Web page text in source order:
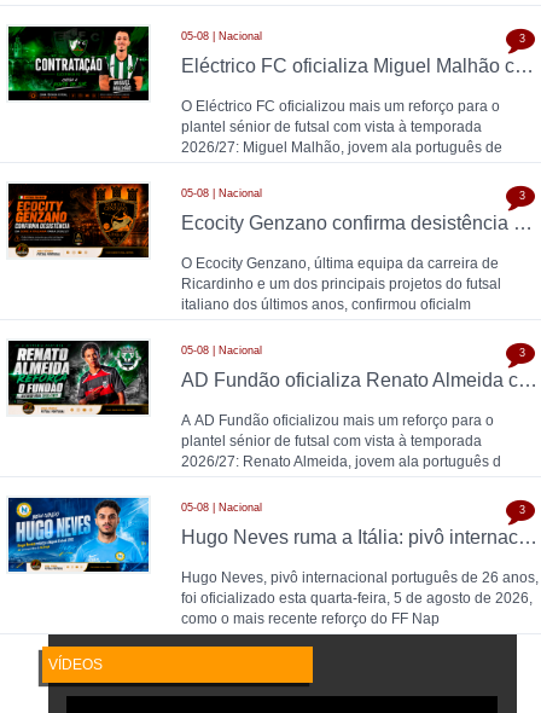
05-08 | Nacional
Eléctrico FC oficializa Miguel Malhão como reforço para 2026/27
O Eléctrico FC oficializou mais um reforço para o
plantel sénior de futsal com vista à temporada
2026/27: Miguel Malhão, jovem ala português de
3
05-08 | Nacional
Ecocity Genzano confirma desistência da Serie A italiana para 2026/27
O Ecocity Genzano, última equipa da carreira de
Ricardinho e um dos principais projetos do futsal
italiano dos últimos anos, confirmou oficialm
3
05-08 | Nacional
AD Fundão oficializa Renato Almeida como reforço para 2026/27
A AD Fundão oficializou mais um reforço para o
plantel sénior de futsal com vista à temporada
2026/27: Renato Almeida, jovem ala português d
3
05-08 | Nacional
Hugo Neves ruma a Itália: pivô internacional português é reforço do FF Napoli em regime de empréstimo pelo SC Braga
Hugo Neves, pivô internacional português de 26 anos,
foi oficializado esta quarta-feira, 5 de agosto de 2026,
como o mais recente reforço do FF Nap
3
VÍDEOS